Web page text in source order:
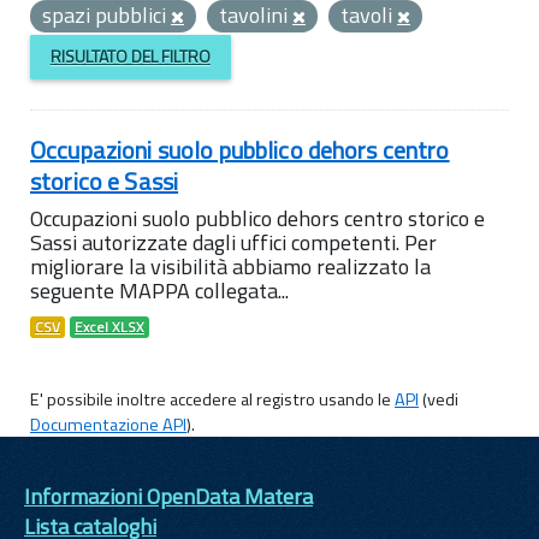
spazi pubblici
tavolini tavoli
RISULTATO DEL FILTRO
Occupazioni suolo pubblico dehors centro
storico e Sassi
Occupazioni suolo pubblico dehors centro storico e
Sassi autorizzate dagli uffici competenti. Per
migliorare la visibilità abbiamo realizzato la
seguente MAPPA collegata...
CSV Excel XLSX
E' possibile inoltre accedere al registro usando leAPI(vedi
Documentazione API).
Informazioni OpenData Matera
Lista cataloghi